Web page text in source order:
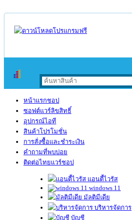
หน้าแรกชอป
ซอฟต์แวร์ลิขสิทธิ์
อุปกรณ์ไอที
สินค้าโปรโมชั่น
การสั่งซื้อและชำระเงิน
คำถามที่พบบ่อย
ติดต่อไทยแวร์ชอป
แอนตี้ไวรัส
windows 11
มัลติมีเดีย
บริหารจัดการ
บัญชี